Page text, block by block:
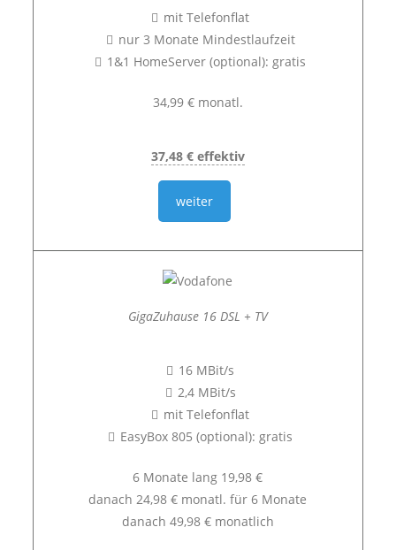
mit Telefonflat
nur 3 Monate Mindestlaufzeit
1&1 HomeServer (optional): gratis
34,99 € monatl.
37,48 € effektiv
weiter
GigaZuhause 16 DSL + TV
16 MBit/s
2,4 MBit/s
mit Telefonflat
EasyBox 805 (optional): gratis
6 Monate lang 19,98 €
danach 24,98 € monatl. für 6 Monate
danach 49,98 € monatlich